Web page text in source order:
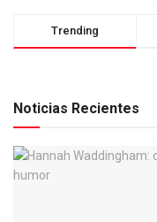
Trending
Noticias Recientes